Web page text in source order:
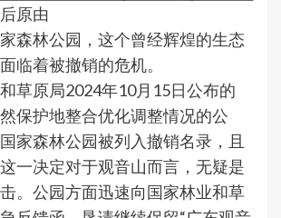
原由
森林公园，这个曾经辉煌的生态
临着被撤销的危机。
草原局2024年10月15日公布的
然保护地整合优化调整情况的公
家森林公园被列入撤销名录，且
一决定对于观音山而言，无疑是
。公园方面迅速向国家林业和草